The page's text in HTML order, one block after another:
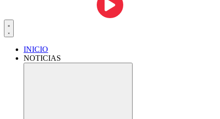
INICIO
NOTICIAS